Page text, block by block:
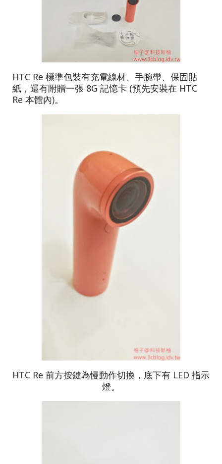
HTC Re 標準包裝有充電線材、手腕帶、保固貼
紙，還有附贈一張 8G 記憶卡 (預先安裝在 HTC
Re 本體內)。
HTC Re 前方按鍵為慢動作切換，底下有 LED 指示
燈。